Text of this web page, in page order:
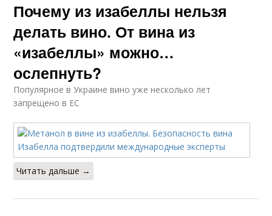
Почему из изабеллы нельзя
делать вино. От вина из
«изабеллы» можно…
ослепнуть?
Популярное в Украине вино уже несколько лет
запрещено в ЕС
Читать дальше →